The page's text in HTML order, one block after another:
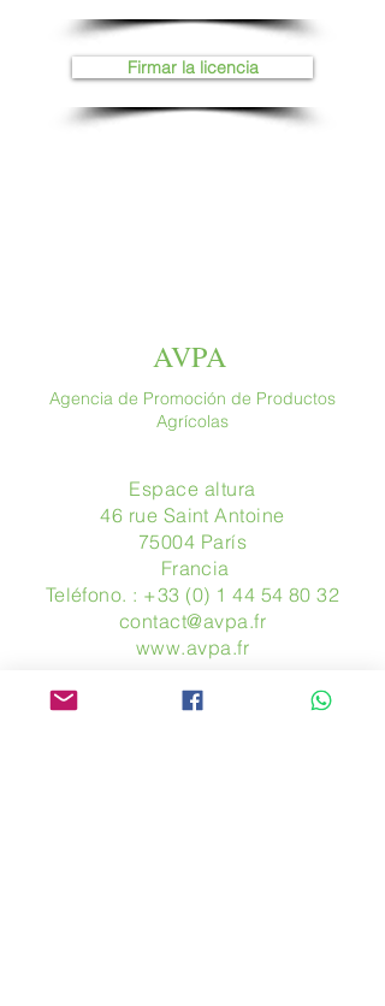
Firmar la licencia
AVPA
Agencia de Promoción de Productos
Agrícolas
Espace altura
46 rue Saint Antoine
75004 París
​ Francia
Teléfono. : +33 (0) 1 44 54 80 32
contact@avpa.fr
www.avpa.fr